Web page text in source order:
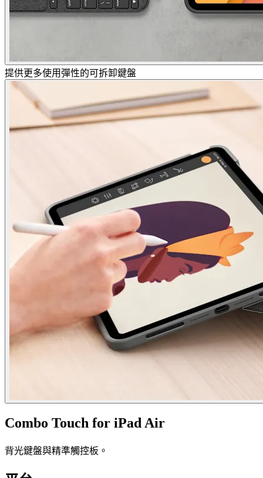
提供更多使用彈性的可拆卸鍵盤
Combo Touch for iPad Air
背光鍵盤與精準觸控板。